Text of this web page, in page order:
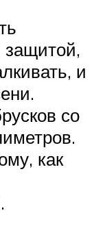
защитой,
и
со
как